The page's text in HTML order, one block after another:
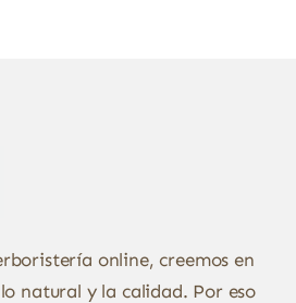
online, creemos en
natural y la calidad. Por eso